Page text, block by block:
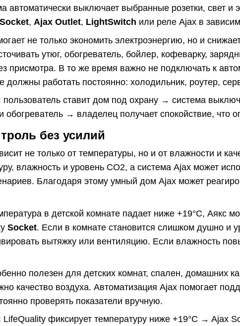
автоматически выключает выбранные розетки, свет
, Ajax Outlet, LightSwitch или реле Ajax в
не только экономить электроэнергию, но и
утюг, обогреватель, бойлер, кофеварку,
присмотра. В то же время важно не подключать к
должны работать постоянно: холодильник, роутер,
пользователь ставит дом под охрану → система
обогреватель → владелец получает спокойствие,
без усилий
не только от температуры, но и от влажности и
влажность и уровень CO2, а система Ajax может
Благодаря этому умный дом Ajax может
в детской комнате падает ниже +19°C, Аякс
Socket. Если в комнате становится слишком душно и
вытяжку или вентиляцию. Если влажность
полезен для детских комнат, спален, домашних
качество воздуха. Автоматизация Ajax помогает
проверять показатели вручную.
LifeQuality фиксирует температуру ниже +19°C → Ajax